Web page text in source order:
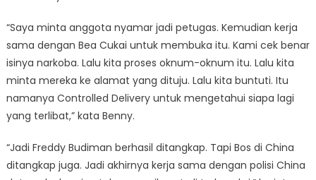
“Saya minta anggota nyamar jadi petugas. Kemudian kerja
sama dengan Bea Cukai untuk membuka itu. Kami cek benar
isinya narkoba. Lalu kita proses oknum-oknum itu. Lalu kita
minta mereka ke alamat yang dituju. Lalu kita buntuti. Itu
namanya Controlled Delivery untuk mengetahui siapa lagi
yang terlibat,” kata Benny.
“Jadi Freddy Budiman berhasil ditangkap. Tapi Bos di China
ditangkap juga. Jadi akhirnya kerja sama dengan polisi China